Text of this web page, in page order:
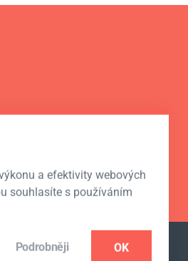
a efektivity webových
souhlasíte s používáním
Podrobněji OK